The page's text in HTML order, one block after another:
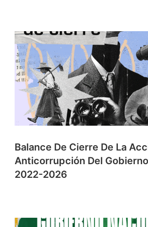
Balance De Cierre De La
Anticorrupción Del
2022-2026